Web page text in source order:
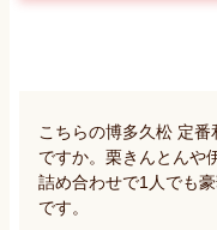
こちらの博多久松 定
ですか。栗きんとんや
詰め合わせで1人でも
です。